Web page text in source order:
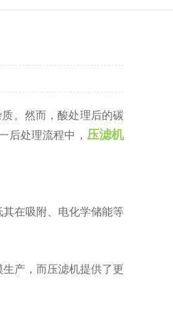
。然而，酸处理后的碳
后处理流程中， 压滤机
在吸附、电化学储能等
产，而压滤机提供了更